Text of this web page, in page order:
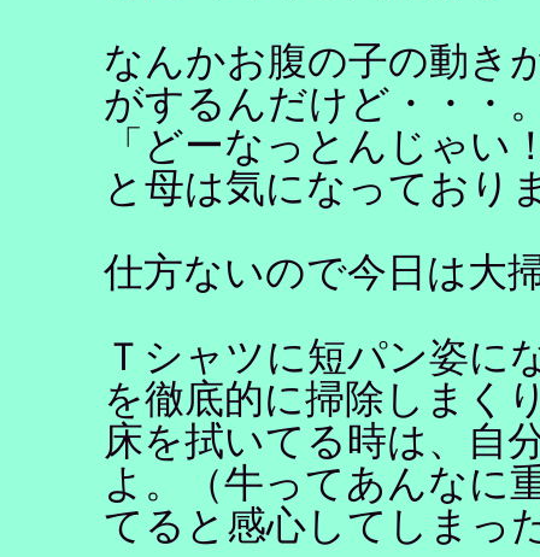
なんかお腹の子の動き
がするんだけど・・・
「どーなっとんじゃい
と母は気になっており
仕方ないので今日は大
Ｔシャツに短パン姿に
を徹底的に掃除しまく
床を拭いてる時は、自
よ。（牛ってあんなに
てると感心してしまっ